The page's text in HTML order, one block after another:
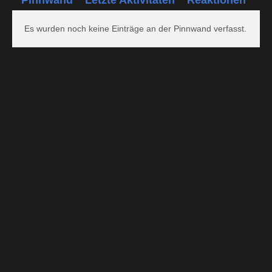
Es wurden noch keine Einträge an der Pinnwand verfasst.